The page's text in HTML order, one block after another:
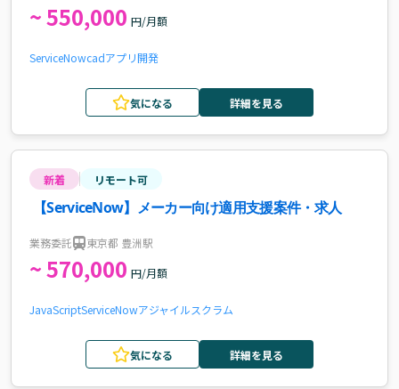
~ 550,000 円/月額
ServiceNowcadアプリ開発
気になる 詳細を見る
新着 リモート可
【ServiceNow】メーカー向け適用支援案件・求人
業務委託 東京都 豊洲駅
~ 570,000 円/月額
JavaScriptServiceNowアジャイルスクラム
気になる 詳細を見る